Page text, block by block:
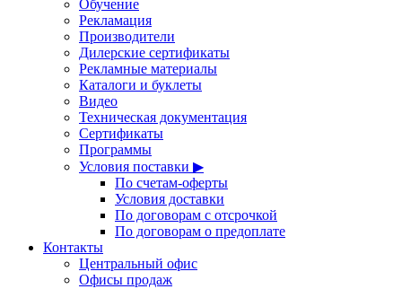
Обучение
Рекламация
Производители
Дилерские сертификаты
Рекламные материалы
Каталоги и буклеты
Видео
Техническая документация
Сертификаты
Программы
Условия поставки ▶
По счетам-оферты
Условия доставки
По договорам с отсрочкой
По договорам о предоплате
Контакты
Центральный офис
Офисы продаж